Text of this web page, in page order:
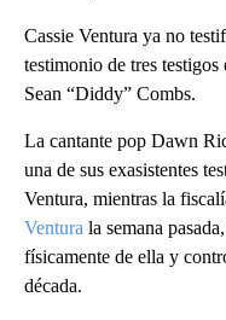
Cassie Ventura ya no
testimonio de tres
Sean “Diddy” Combs.
La cantante pop Dawn
una de sus exasistentes
Ventura, mientras la
Ventura la semana
físicamente de ella y
década.